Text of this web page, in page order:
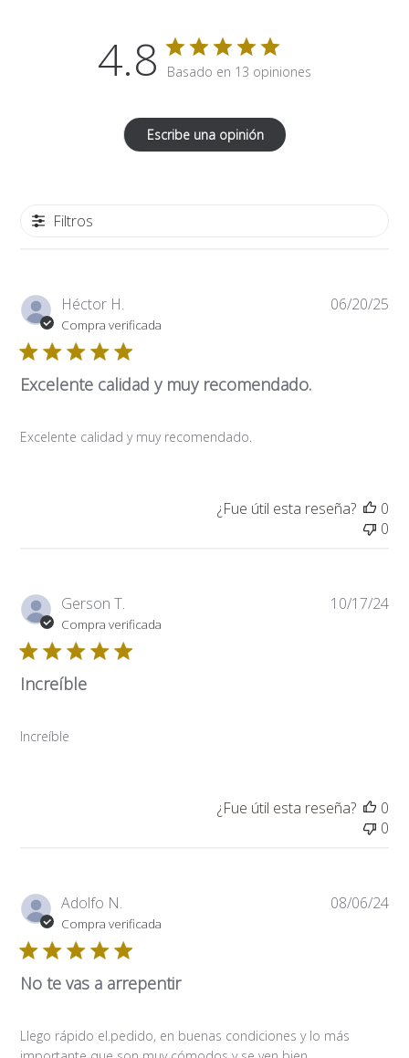
4.8 Basado en 13 opiniones
Escribe una opinión
Filtros
Héctor H.
Compra verificada
Excelente calidad y muy recomendado.
Excelente calidad y muy recomendado.
06/20/25
¿Fue útil esta reseña?
0
0
Gerson T.
Compra verificada
Increíble
Increíble
10/17/24
¿Fue útil esta reseña?
0
0
Adolfo N.
Compra verificada
No te vas a arrepentir
Llego rápido el.pedido, en buenas condiciones y lo más
08/06/24